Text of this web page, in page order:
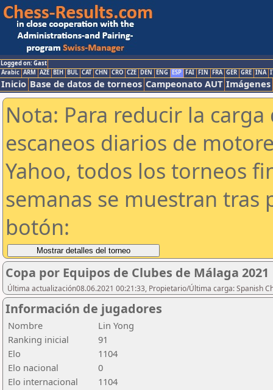
Logged on: Gast
Arabic ARM AZE BIH BUL CAT CHN CRO CZE DEN ENG ESP FAI FIN FRA GER GRE INA
Inicio Base de datos de torneos Campeonato AUT Imágenes
Nota: Para reducir la
escaneos diarios de
Yahoo, todos los torneos
semanas se muestran tras
botón:
Copa por Equipos de Clubes de Málaga 2021
Última actualización08.06.2021 00:21:33, Propietario/Última carga: Spanish
Información de jugadores
Nombre
Lin Yong
Ranking inicial
91
Elo
1104
Elo nacional
0
Elo internacional
1104